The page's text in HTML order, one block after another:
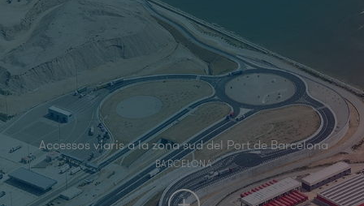
Accessos viaris a la zona sud del Port de Barcelona
BARCELONA